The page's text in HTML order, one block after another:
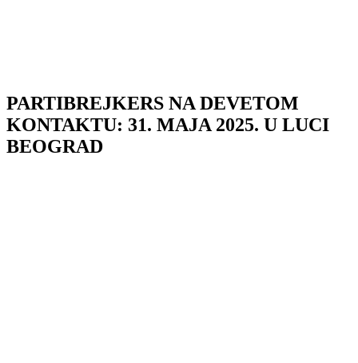
PARTIBREJKERS NA DEVETOM
KONTAKTU: 31. MAJA 2025. U LUCI
BEOGRAD